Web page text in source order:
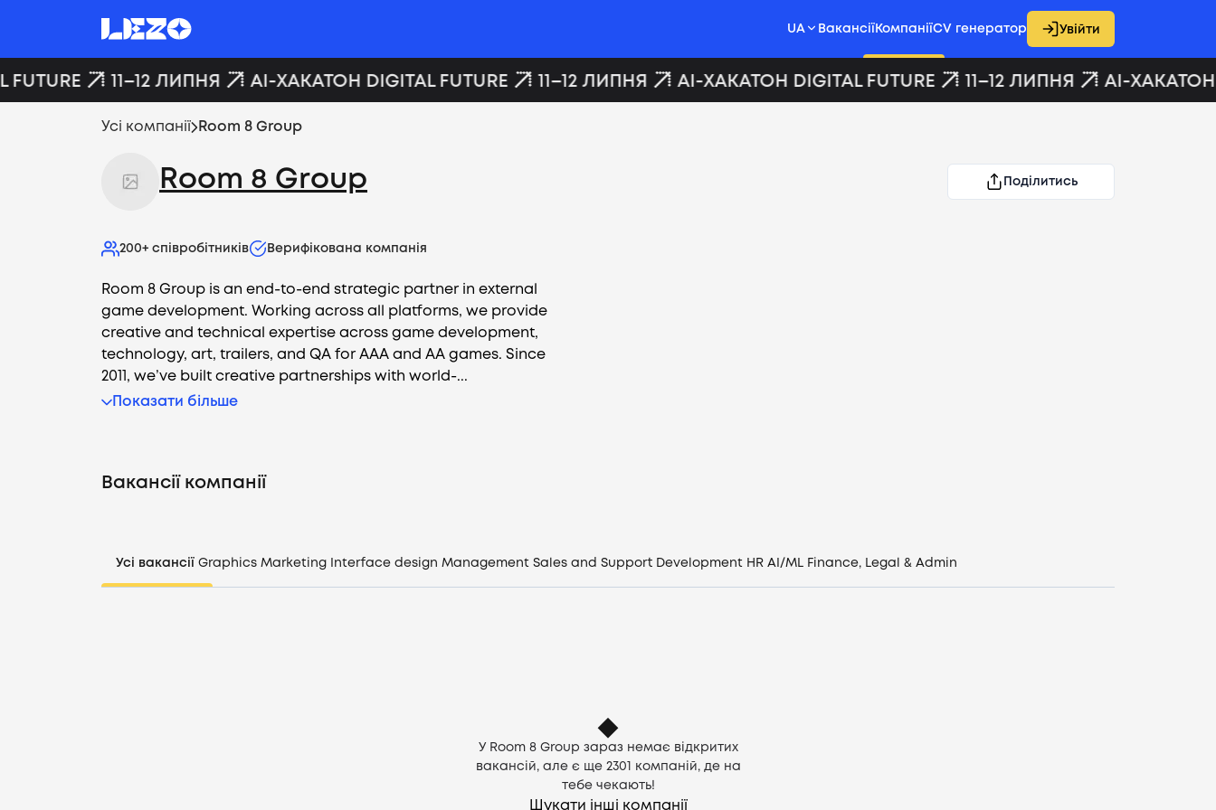
Увійти
UA Вакансії КомпаніїCV генератор Увійти
11–12 ЛИПНЯ AI-ХАКАТОН DIGITAL FUTURE 11–12 ЛИПНЯ AI-ХАКАТОН DIGITAL FUTURE 11–12 ЛИПНЯ AI-ХАКАТОН
Усі компанії Room 8 Group
Room 8 Group Поділитись
200+ співробітників Верифікована компанія
Room 8 Group is an end-to-end strategic partner in external
game development. Working across all platforms, we provide
creative and technical expertise across game development,
technology, art, trailers, and QA for AAA and AA games. Since
2011, we’ve built creative partnerships with world-...
Показати більше
Вакансії компанії
Усі вакансії Graphics Marketing Interface design Management Sales and Support Development HR AI/ML Finance, Legal & Admin
У Room 8 Group зараз немає відкритих
вакансій, але є ще 2301
компаній, де на
тебе чекають!
Шукати інші компанії